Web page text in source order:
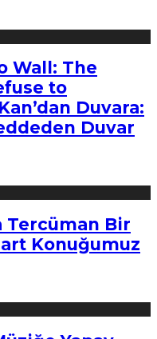
Wall: The
to
Duvara:
Duvar
Tercüman Bir
Konuğumuz